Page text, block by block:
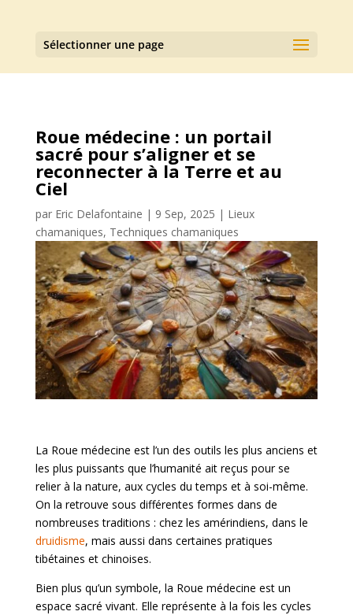
Sélectionner une page
Roue médecine : un portail
sacré pour s’aligner et se
reconnecter à la Terre et au
Ciel
par Eric Delafontaine | 9 Sep, 2025 | Lieux
chamaniques, Techniques chamaniques
La Roue médecine est l’un des outils les plus anciens et
les plus puissants que l’humanité ait reçus pour se
relier à la nature, aux cycles du temps et à soi-même.
On la retrouve sous différentes formes dans de
nombreuses traditions : chez les amérindiens, dans le
druidisme, mais aussi dans certaines pratiques
tibétaines et chinoises.
Bien plus qu’un symbole, la Roue médecine est un
espace sacré vivant. Elle représente à la fois les cycles